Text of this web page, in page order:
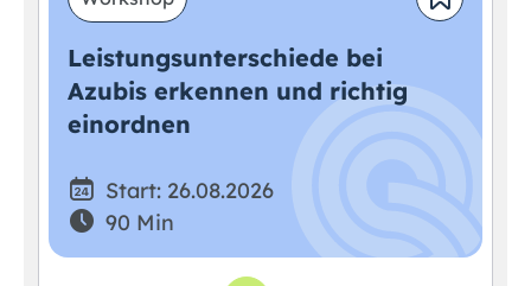
Leistungsunterschiede bei
Azubis erkennen und richtig
einordnen
Start: 26.08.2026
90 Min